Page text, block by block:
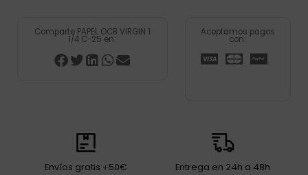
Comparte PAPEL OCB VIRGIN 1
1/4 C-25 en:
Aceptamos pagos
con:
Envíos gratis +50€ Entrega en 24h a 48h